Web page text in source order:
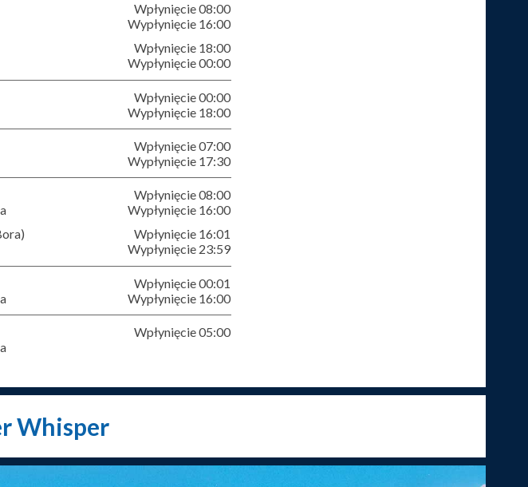
Wpłynięcie 08:00
Wypłynięcie 16:00
Wpłynięcie 18:00
Wypłynięcie 00:00
Wpłynięcie 00:00
Wypłynięcie 18:00
Wpłynięcie 07:00
Wypłynięcie 17:30
Wpłynięcie 08:00
Wypłynięcie 16:00
Wpłynięcie 16:01
Wypłynięcie 23:59
Wpłynięcie 00:01
Wypłynięcie 16:00
Wpłynięcie 05:00
Whisper